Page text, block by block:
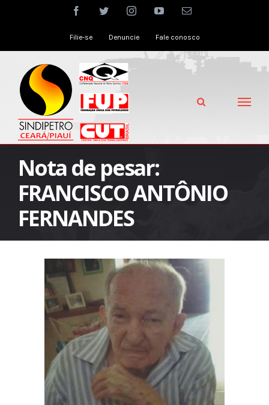
facebooktwitter instagramyoutubeEmail
Filie-se Denuncie Fale conosco
Nota de pesar:
FRANCISCO ANTÔNIO
FERNANDES